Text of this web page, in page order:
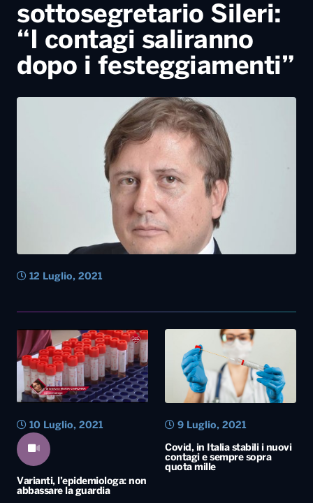
sottosegretario Sileri:
“I contagi saliranno
dopo i festeggiamenti”
12 Luglio, 2021
Varianti, l’epidemiologa: non
abbassare la guardia
10 Luglio, 2021
Covid, in Italia stabili i nuovi
contagi e sempre sopra
quota mille
9 Luglio, 2021